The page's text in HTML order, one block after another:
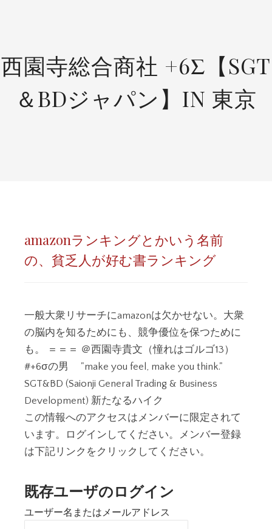
西園寺総合商社 +6Σ【SGT
＆BDジャパン】IN 東京
amazonランキングとかいう名前
の、貧乏人が好む書ランキング
一般大衆リサーチにamazonは欠かせない。大衆
の脳内を知るためにも、競争優位を保つために
も。 ＝＝＝ ＠西園寺貴文（憧れはゴルゴ13）
#+6σの男 "make you feel, make you think."
SGT&BD (Saionji General Trading & Business
Development) 新たなるハイク
この情報へのアクセスはメンバーに限定されて
います。ログインしてください。メンバー登録
は下記リンクをクリックしてください。
既存ユーザのログイン
ユーザー名またはメールアドレス